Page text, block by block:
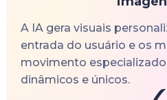
A IA gera visuais
entrada do usuário e os
movimento
dinâmicos e únicos.